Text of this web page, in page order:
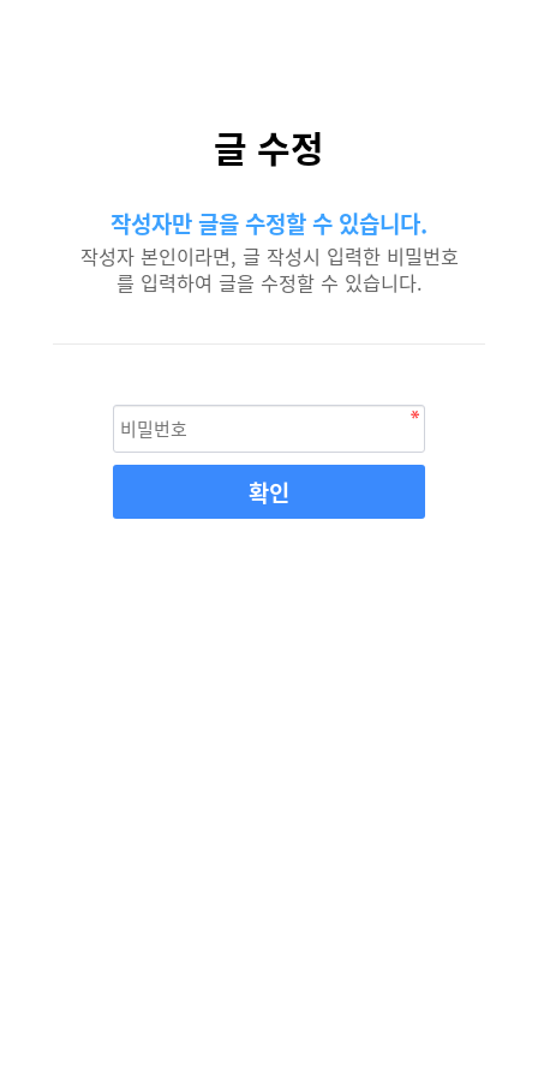
글 수정
작성자만 글을 수정할 수 있습니다.
작성자 본인이라면, 글 작성시 입력한 비밀번호
를 입력하여 글을 수정할 수 있습니다.